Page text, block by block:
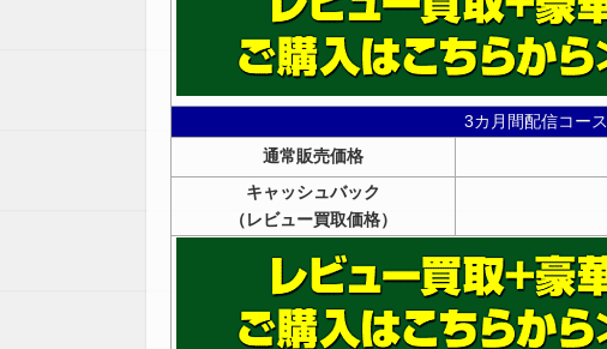
3カ月間配信コース
通常販売価格
キャッシュバック
（レビュー買取価格）